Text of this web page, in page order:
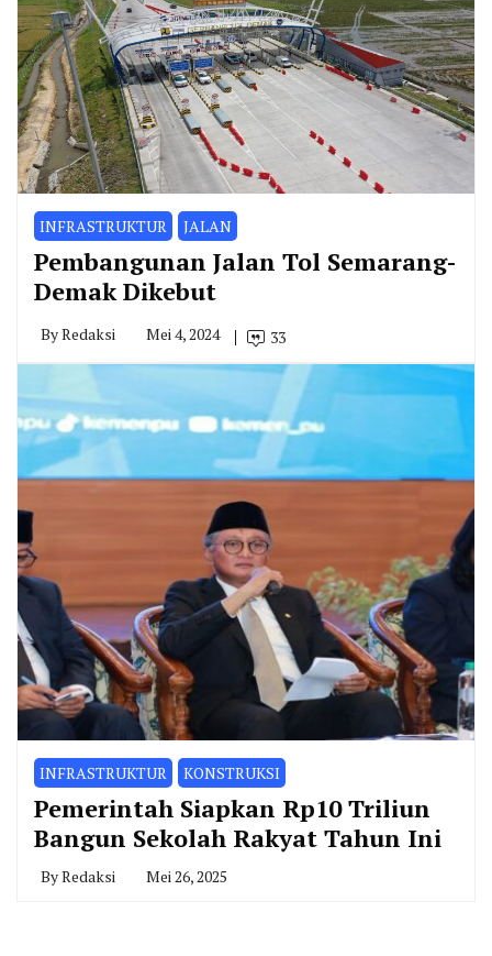
INFRASTRUKTUR JALAN
Pembangunan Jalan Tol Semarang-
Demak Dikebut
ByRedaksi Mei 4, 2024 33
INFRASTRUKTUR KONSTRUKSI
Pemerintah Siapkan Rp10 Triliun
Bangun Sekolah Rakyat Tahun Ini
ByRedaksi Mei 26, 2025